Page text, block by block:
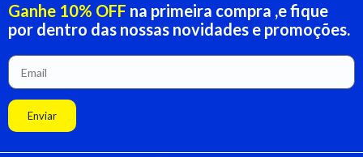
Ganhe 10% OFF na primeira compra ,e fique
por dentro das nossas novidades e promoções.
Enviar